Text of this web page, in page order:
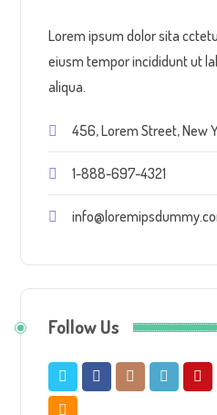
Lorem ipsum dolor sita
eiusm tempor incididunt ut
aliqua.
456, Lorem Street, New
1-888-697-4321
Follow Us